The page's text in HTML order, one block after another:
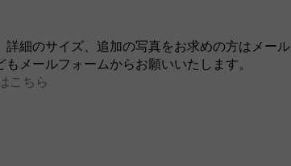
細のサイズ、追加の写真をお求めの方はメー
メールフォームからお願いいたします。
こちら